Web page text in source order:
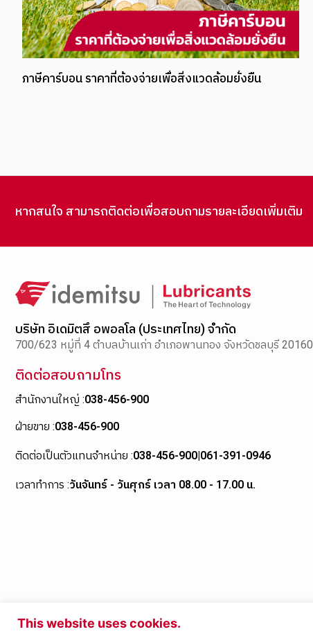
This website uses cookies.
ภาษีคาร์บอน ราคาที่ต้องจ่ายเพื่อสิ่งแวดล้อมยั่งยืน
หากสนใจ สามารถติดต่อเพื่อสอบถามรายละเอียดเพิ่มเติม
บริษัท อิเดมิตสึ อพอลโล (ประเทศไทย) จำกัด
700/623 หมู่ที่ 4 ตำบลบ้านเก่า อำเภอพานทอง จังหวัดชลบุรี 20160
ติดต่อสอบถามโทร
สำนักงานใหญ่ :038-456-900
ฝ่ายขาย :038-456-900
ติดต่อเป็นตัวแทนจำหน่าย :038-456-900|061-391-0946
เวลาทำการ :วันจันทร์ - วันศุกร์ เวลา 08.00 - 17.00 น.